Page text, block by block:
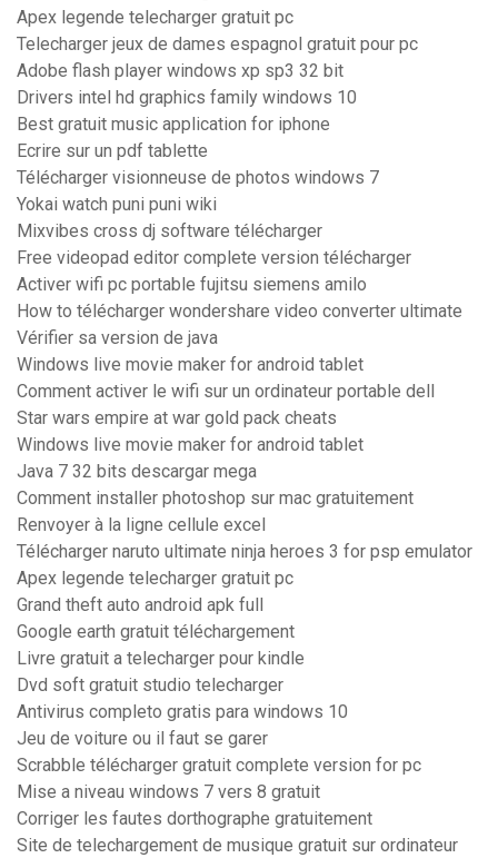
Apex legende telecharger gratuit pc
Telecharger jeux de dames espagnol gratuit pour pc
Adobe flash player windows xp sp3 32 bit
Drivers intel hd graphics family windows 10
Best gratuit music application for iphone
Ecrire sur un pdf tablette
Télécharger visionneuse de photos windows 7
Yokai watch puni puni wiki
Mixvibes cross dj software télécharger
Free videopad editor complete version télécharger
Activer wifi pc portable fujitsu siemens amilo
How to télécharger wondershare video converter ultimate
Vérifier sa version de java
Windows live movie maker for android tablet
Comment activer le wifi sur un ordinateur portable dell
Star wars empire at war gold pack cheats
Windows live movie maker for android tablet
Java 7 32 bits descargar mega
Comment installer photoshop sur mac gratuitement
Renvoyer à la ligne cellule excel
Télécharger naruto ultimate ninja heroes 3 for psp emulator
Apex legende telecharger gratuit pc
Grand theft auto android apk full
Google earth gratuit téléchargement
Livre gratuit a telecharger pour kindle
Dvd soft gratuit studio telecharger
Antivirus completo gratis para windows 10
Jeu de voiture ou il faut se garer
Scrabble télécharger gratuit complete version for pc
Mise a niveau windows 7 vers 8 gratuit
Corriger les fautes dorthographe gratuitement
Site de telechargement de musique gratuit sur ordinateur